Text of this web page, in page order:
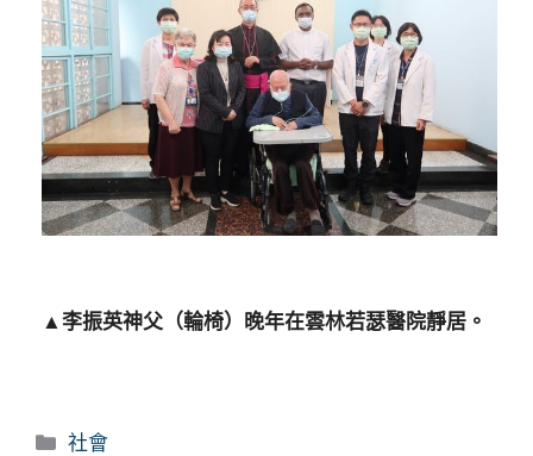
▲李振英神父（輪椅）晚年在雲林若瑟醫院靜居。
分
社會